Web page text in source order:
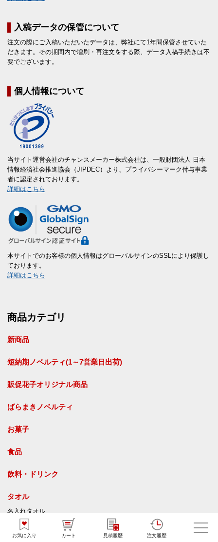
お気に入り カート 見積履歴 注文履歴
入稿データの保管について
注文の際にご入稿いただいたデータは、弊社にて1年間保管させていた
だきます。その期間内で増刷・再注文をする際、データ入稿手続きは不
要でございます。
個人情報について
当サイト運営会社のチャンスメーカー株式会社は、一般財団法人 日本
情報経済社会推進協会（JIPDEC）より、プライバシーマーク付与事業
者に認定されております。
詳細はこちら
本サイトでのお客様の個人情報はグローバルサインのSSLにより保護し
ております。
詳細はこちら
商品カテゴリ
新商品
短納期ノベルティ(1～7営業日出荷)
販促花子オリジナル商品
ばらまきノベルティ
お菓子
食品
飲料・ドリンク
タオル
名入れタオル
オリジナルタオル
今治タオル